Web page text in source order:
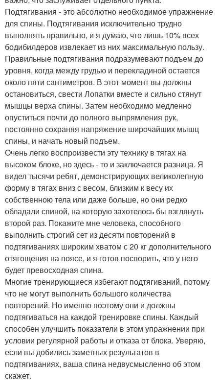
Подтягивания - это абсолютно необходимое упражнение
для спины. Подтягивания исключительно трудно
выполнять правильно, и я думаю, что лишь 10% всех
бодибилдеров извлекает из них максимальную пользу.
Правильные подтягивания подразумевают подъем до
уровня, когда между грудью и перекладиной остается
около пяти сантиметров. В этот момент вы должны
остановиться, свести Лопатки вместе и сильно стянут
мышцы верха спины. Затем необходимо медленно
опуститься почти до полного выпрямления рук,
постоянно сохраняя напряжение широчайших мышц
спины, и начать новый подъем.
Очень легко воспроизвести эту технику в тягах на
высоком блоке, но здесь - то и заключается разница. Я
видел тысячи ребят, демонстрирующих великолепную
форму в тягах вниз с весом, близким к весу их
собственною тела или даже больше, но они редко
обладали спиной, на которую захотелось бы взглянуть
второй раз. Покажите мне человека, способного
выполнить строгий сет из десяти повторений в
подтягиваниях широким хватом с 20 кг дополнительного
отягощения на поясе, и я готов поспорить, что у него
будет превосходная спина.
Многие тренирующиеся избегают подтягиваний, потому
что не могут выполнить большого количества
повторений. Но именно поэтому они и должны
подтягиваться на каждой тренировке спины. Каждый
способен улучшить показатели в этом упражнении при
условии регулярной работы и отказа от блока. Уверяю,
если вы добились заметных результатов в
подтягиваниях, ваша спина недвусмысленно об этом
скажет.